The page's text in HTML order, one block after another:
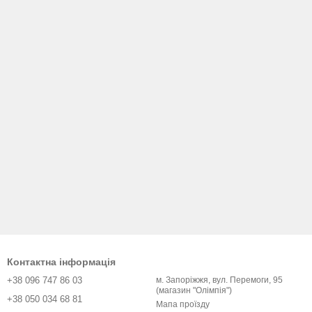
Контактна інформація
+38 096 747 86 03
+38 050 034 68 81
м. Запоріжжя, вул. Перемоги, 95
(магазин "Олімпія")
Мапа проїзду